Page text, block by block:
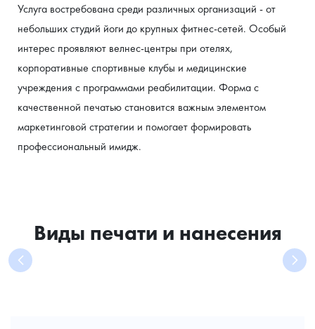
Услуга востребована среди различных организаций - от
небольших студий йоги до крупных фитнес-сетей. Особый
интерес проявляют велнес-центры при отелях,
корпоративные спортивные клубы и медицинские
учреждения с программами реабилитации. Форма с
качественной печатью становится важным элементом
маркетинговой стратегии и помогает формировать
профессиональный имидж.
Виды печати и нанесения